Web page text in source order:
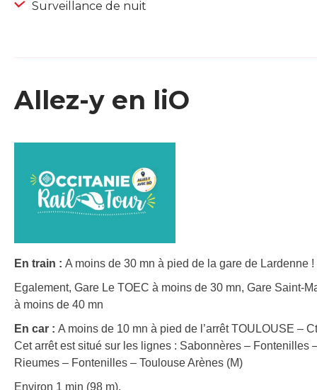
Surveillance de nuit
Allez-y en liO
En train : A moins de 30 mn à pied de la gare de Lardenne
Egalement, Gare Le TOEC à moins de 30 mn, Gare Saint-
à moins de 40 mn
En car : A moins de 10 mn à pied de l’arrêt TOULOUSE –
Cet arrêt est situé sur les lignes : Sabonnères – Fontenilles
Rieumes – Fontenilles – Toulouse Arènes (M)
Environ 1 min (98 m).